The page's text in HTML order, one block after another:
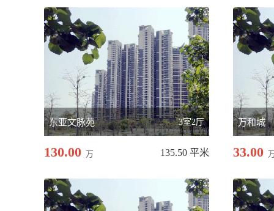
东亚文脉苑 3室2厅
130.00 万 135.50 平米
万和城
33.00